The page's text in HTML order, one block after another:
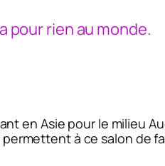
pour rien au monde.
en Asie pour le milieu
à ce salon de